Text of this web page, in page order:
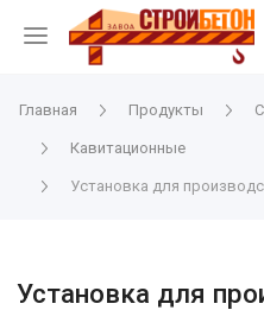
Главная Продукты
Кавитационные
Установка для
Установка для